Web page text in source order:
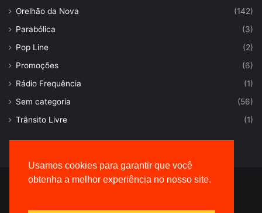
Usamos cookies para garantir que você
obtenha a melhor experiência no nosso site.
Orelhão da Nova
(142)
Parabólica
(3)
Pop Line
(2)
Promoções
(6)
Rádio Frequência
(1)
Sem categoria
(56)
Trânsito Livre
(1)